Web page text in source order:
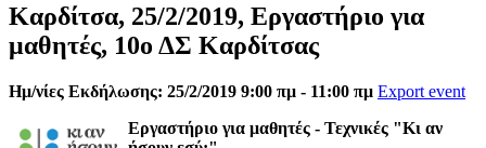
Καρδίτσα, 25/2/2019, Εργαστήριο για
μαθητές, 10ο ΔΣ Καρδίτσας
Ημ/νίες Εκδήλωσης: 25/2/2019 9:00 πμ - 11:00 πμ Export event
Eργαστήριο για μαθητές - Τεχνικές "Κι αν